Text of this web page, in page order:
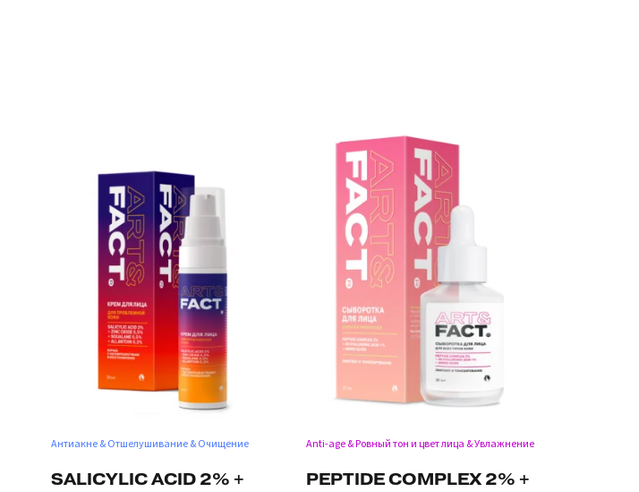
Антиакне & Отшелушивание & Очищение
SALICYLIC ACID 2% +
Anti-age & Ровный тон и цвет лица & Увлажнение
PEPTIDE COMPLEX 2% +